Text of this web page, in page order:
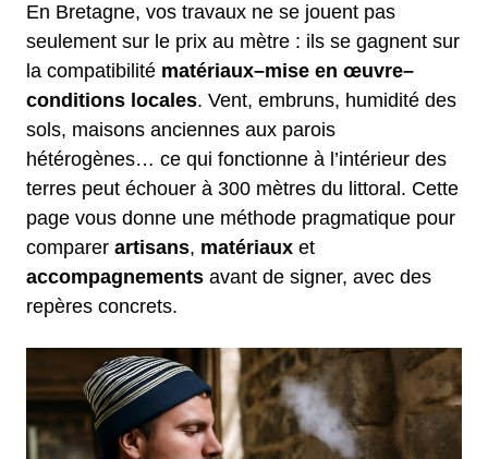
En Bretagne, vos travaux ne se jouent pas
seulement sur le prix au mètre : ils se gagnent sur
la compatibilité matériaux–mise en œuvre–
conditions locales. Vent, embruns, humidité des
sols, maisons anciennes aux parois
hétérogènes… ce qui fonctionne à l’intérieur des
terres peut échouer à 300 mètres du littoral. Cette
page vous donne une méthode pragmatique pour
comparer artisans, matériaux et
accompagnements avant de signer, avec des
repères concrets.